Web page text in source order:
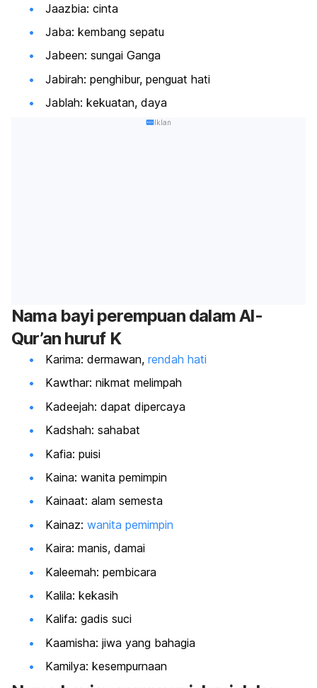
Jaazbia: cinta
Jaba: kembang sepatu
Jabeen: sungai Ganga
Jabirah: penghibur, penguat hati
Jablah: kekuatan, daya
Iklan
Nama bayi perempuan dalam Al-
Qur’an huruf K
Karima: dermawan, rendah hati
Kawthar: nikmat melimpah
Kadeejah: dapat dipercaya
Kadshah: sahabat
Kafia: puisi
Kaina: wanita pemimpin
Kainaat: alam semesta
Kainaz: wanita pemimpin
Kaira: manis, damai
Kaleemah: pembicara
Kalila: kekasih
Kalifa: gadis suci
Kaamisha: jiwa yang bahagia
Kamilya: kesempurnaan